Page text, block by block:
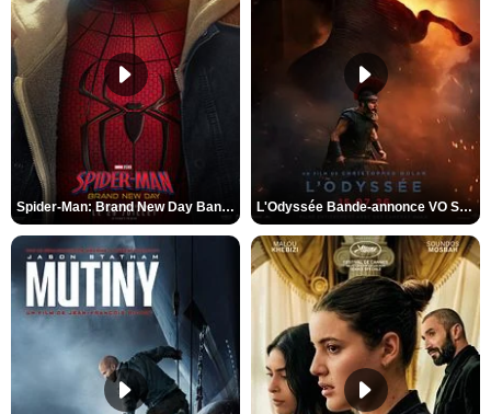
Spider-Man: Brand New Day Bande-annonce VO STFR L'Odyssée Bande-annonce VO STFR